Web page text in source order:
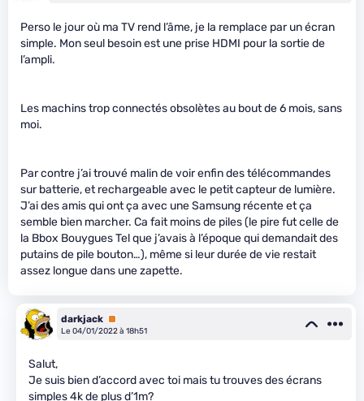
Perso le jour où ma TV rend l’âme, je la remplace par un écran
simple. Mon seul besoin est une prise HDMI pour la sortie de
l’ampli.
Les machins trop connectés obsolètes au bout de 6 mois, sans
moi.
Par contre j’ai trouvé malin de voir enfin des télécommandes
sur batterie, et rechargeable avec le petit capteur de lumière.
J’ai des amis qui ont ça avec une Samsung récente et ça
semble bien marcher. Ca fait moins de piles (le pire fut celle de
la Bbox Bouygues Tel que j’avais à l’époque qui demandait des
putains de pile bouton…), même si leur durée de vie restait
assez longue dans une zapette.
darkjack Premium
Le 04/01/2022 à 18h51
Salut,
Je suis bien d’accord avec toi mais tu trouves des écrans
simples 4k de plus d’1m?